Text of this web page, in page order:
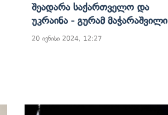
Შეადარა Საქართველო Და
Უკრაინა - Გურამ Მაჭარაშვილი
20 ივნისი 2024, 12:27